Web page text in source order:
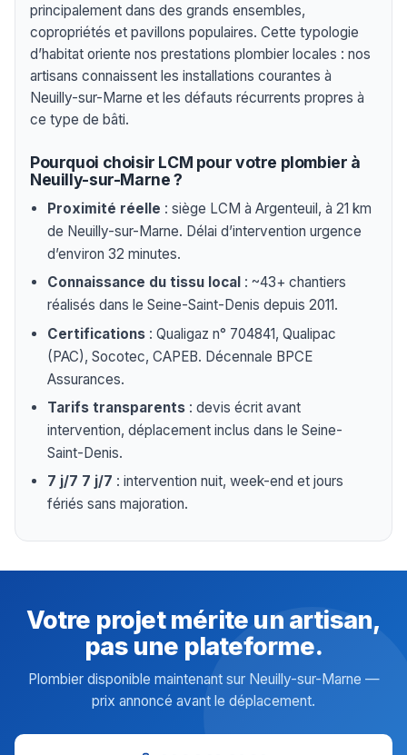
principalement dans des grands ensembles,
copropriétés et pavillons populaires. Cette typologie
d’habitat oriente nos prestations plombier locales : nos
artisans connaissent les installations courantes à
Neuilly-sur-Marne et les défauts récurrents propres à
ce type de bâti.
Pourquoi choisir LCM pour votre plombier à
Neuilly-sur-Marne ?
Proximité réelle : siège LCM à Argenteuil, à 21 km
de Neuilly-sur-Marne. Délai d’intervention urgence
d’environ 32 minutes.
Connaissance du tissu local : ~43+ chantiers
réalisés dans le Seine-Saint-Denis depuis 2011.
Certifications : Qualigaz n° 704841, Qualipac
(PAC), Socotec, CAPEB. Décennale BPCE
Assurances.
Tarifs transparents : devis écrit avant
intervention, déplacement inclus dans le Seine-
Saint-Denis.
7 j/7 7 j/7 : intervention nuit, week-end et jours
fériés sans majoration.
Votre projet mérite un artisan,
pas une plateforme.
Plombier disponible maintenant sur Neuilly-sur-Marne —
prix annoncé avant le déplacement.